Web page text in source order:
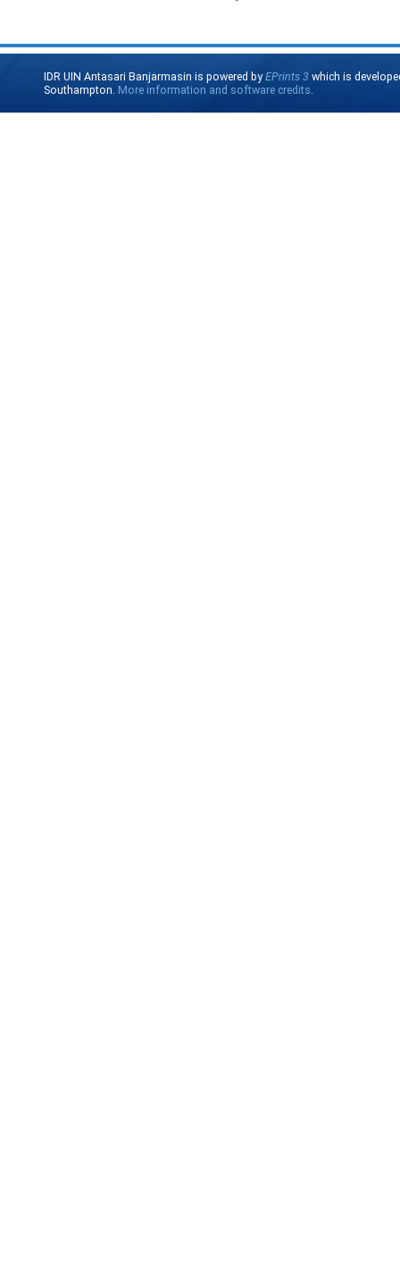
IDR UIN Antasari Banjarmasin is powered byEPrints 3 which is
Southampton. More information and software credits.